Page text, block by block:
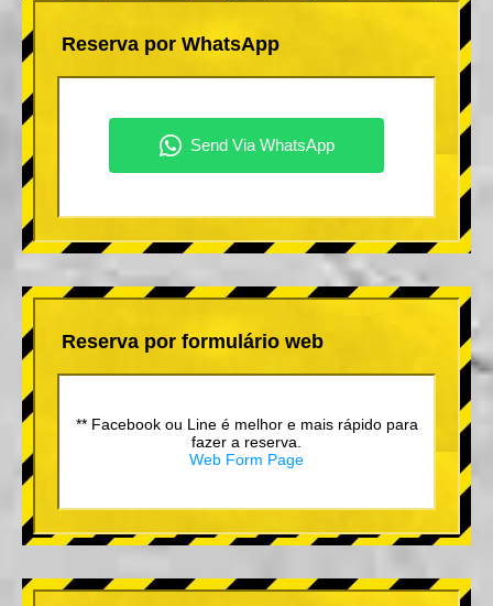
Reserva por WhatsApp
Reserva por formulário web
** Facebook ou Line é melhor e mais rápido para
fazer a reserva.
Web Form Page